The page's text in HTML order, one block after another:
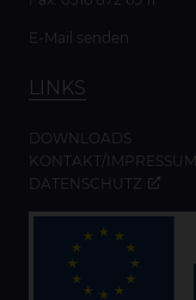
E-Mail senden
LINKS
DOWNLOADS
KONTAKT/IMPRESSUM
DATENSCHUTZ